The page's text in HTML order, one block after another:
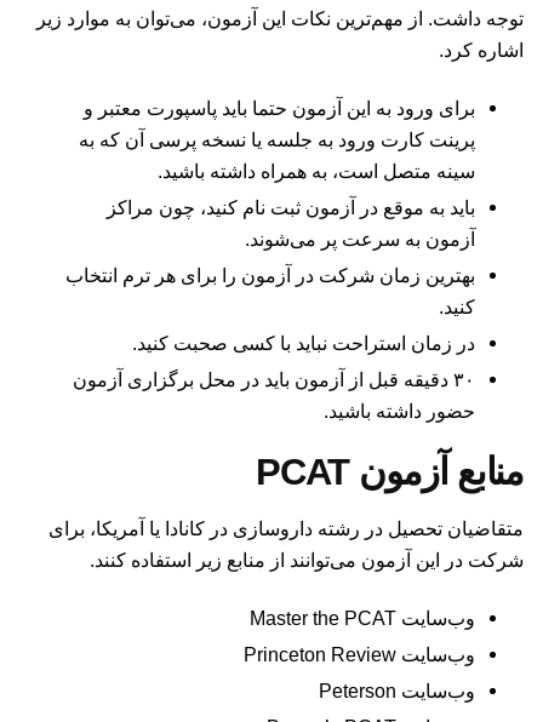
توجه داشت. از مهم‌ترین نکات این آزمون، می‌توان به موارد زیر
اشاره کرد.
برای ورود به این آزمون حتما باید پاسپورت معتبر و
پرینت کارت ورود به جلسه یا نسخه پرسی آن که به
سینه متصل است، به همراه داشته باشید.
باید به موقع در آزمون ثبت نام کنید، چون مراکز
آزمون به سرعت پر می‌شوند.
بهترین زمان شرکت در آزمون را برای هر ترم انتخاب
کنید.
در زمان استراحت نباید با کسی صحبت کنید.
۳۰ دقیقه قبل از آزمون باید در محل برگزاری آزمون
حضور داشته باشید.
منابع آزمون PCAT
متقاضیان تحصیل در رشته داروسازی در کانادا یا آمریکا، برای
شرکت در این آزمون می‌توانند از منابع زیر استفاده کنند.
وب‌سایت Master the PCAT
وب‌سایت Princeton Review
وب‌سایت Peterson